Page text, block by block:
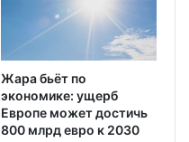
Жара бьёт по
экономике: ущерб
Европе может достичь
800 млрд евро к 2030